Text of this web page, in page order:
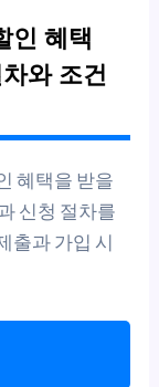
인 혜택
와 조건
혜택을 받을
신청 절차를
출과 가입 시